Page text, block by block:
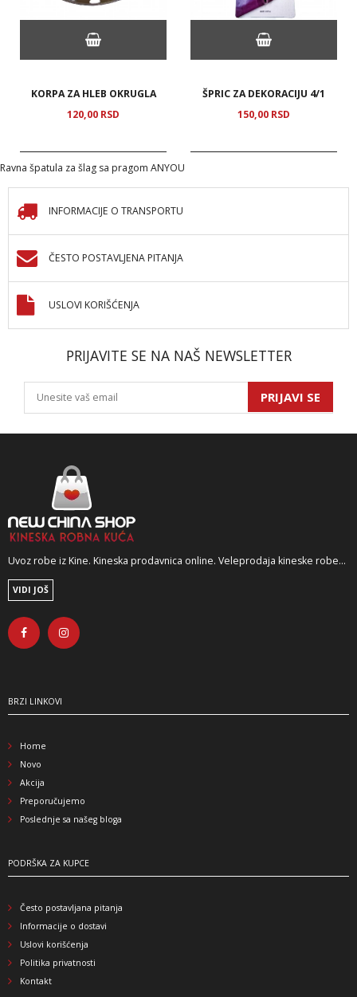
KORPA ZA HLEB OKRUGLA
120,00 RSD
ŠPRIC ZA DEKORACIJU 4/1
150,00 RSD
Ravna špatula za šlag sa pragom ANYOU
INFORMACIJE O TRANSPORTU
ČESTO POSTAVLJENA PITANJA
USLOVI KORIŠĆENJA
PRIJAVITE SE NA NAŠ NEWSLETTER
PRIJAVI SE
Uvoz robe iz Kine. Kineska prodavnica online. Veleprodaja kineske robe...
VIDI JOŠ
BRZI LINKOVI
Home
Novo
Akcija
Preporučujemo
Poslednje sa našeg bloga
PODRŠKA ZA KUPCE
Često postavljana pitanja
Informacije o dostavi
Uslovi korišćenja
Politika privatnosti
Kontakt